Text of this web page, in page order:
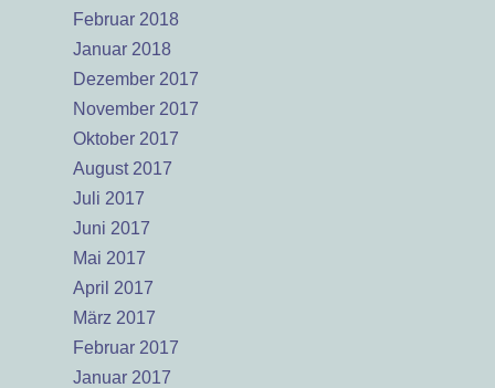
Februar 2018
Januar 2018
Dezember 2017
November 2017
Oktober 2017
August 2017
Juli 2017
Juni 2017
Mai 2017
April 2017
März 2017
Februar 2017
Januar 2017